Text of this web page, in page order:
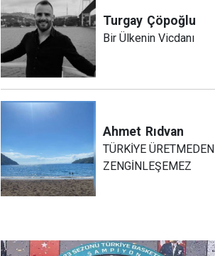
Turgay Çöpoğlu
Bir Ülkenin Vicdanı
Ahmet Rıdvan
TÜRKİYE ÜRETMEDEN
ZENGİNLEŞEMEZ